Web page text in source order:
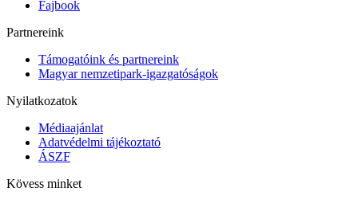
Fajbook
Partnereink
Támogatóink és partnereink
Magyar nemzetipark-igazgatóságok
Nyilatkozatok
Médiaajánlat
Adatvédelmi tájékoztató
ÁSZF
Kövess minket